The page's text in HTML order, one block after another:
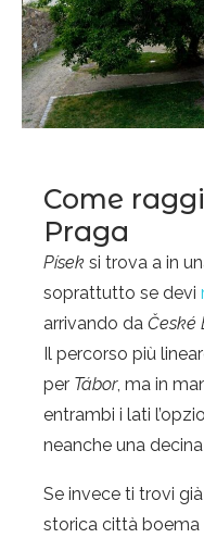
Come
Praga
Písek si trova a in
soprattutto se devi
arrivando da České
Il percorso più
per Tábor, ma in
entrambi i lati
neanche una
Se invece ti trovi
storica città boema